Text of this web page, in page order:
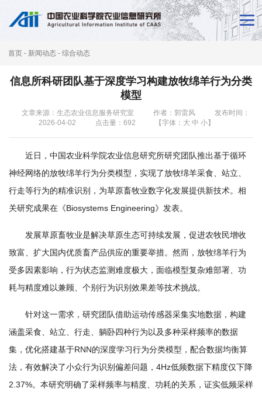
闻
所
概
科
学
果
首页 - 新闻动态 - 综合动态
信息所科研团队基于深度学习构建放牧绵羊行为分类
模型
文章来源：生态农业信息服务研究室 作者：郭雷风
发布时间：
2026-04-02
点击量： 692 【字体： 大 中 小】
近日，中国农业科学院农业信息研究所研究团队推出基于循环
神经网络的放牧绵羊行为分类模型，实现了放牧绵羊采食、站立、
行走等行为的精准识别，为草原畜牧业数字化发展提供新技术。相
关研究成果在《Biosystems Engineering》发表。
发展草原畜牧业是解决草原生态可持续发展，促进农牧民增收
致富、扩大国内优质畜产品供应的重要举措。然而，放牧绵羊行为
受多因素影响，行为状态监测难度极大，面临模型复杂难部署、功
耗与精度难以兼顾、个别行为识别效果差等技术挑战。
针对这一需求，研究团队借助运动传感器采集实地数据，构建
涵盖采食、站立、行走、躺卧四种行为以及多种采样频率的数据
集，优化搭建基于RNN的深度学习行为分类模型，配合数据均衡算
法，有效解决了小众行为识别偏差问题，4Hz低频数据下精度仅下降
2.37%。本研究明确了采样频率与精度、功耗的关系，证实低频采样